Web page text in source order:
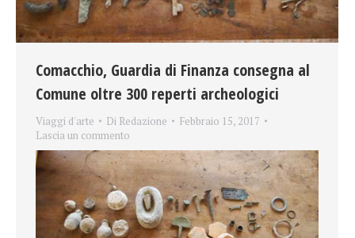
Comacchio, Guardia di Finanza consegna al
Comune oltre 300 reperti archeologici
Viaggi d'arte Di Redazione
Febbraio 15, 2017
Lascia un commento